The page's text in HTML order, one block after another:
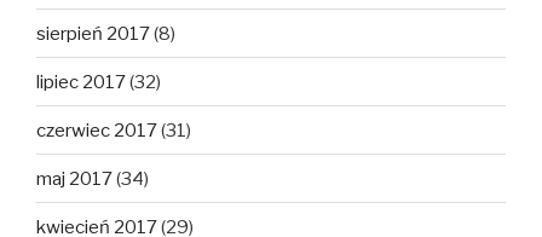
sierpień 2017(8)
lipiec 2017(32)
czerwiec 2017(31)
maj 2017(34)
kwiecień 2017(29)